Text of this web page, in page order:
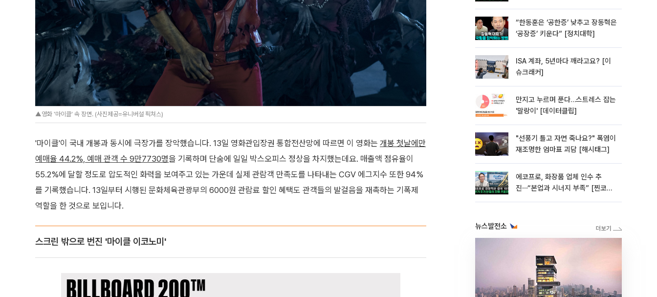
▲영화 '마이클' 속 장면. (사진제공=유니버설 픽쳐스)
'마이클'이 국내 개봉과 동시에 극장가를 장악했습니다. 13일 영화관입장권 통합전산망에 따르면 이 영화는 개봉 첫날에만
예매율 44.2%, 예매 관객 수 9만7730명을 기록하며 단숨에 일일 박스오피스 정상을 차지했는데요. 매출액 점유율이
55.2%에 달할 정도로 압도적인 화력을 보여주고 있는 가운데 실제 관람객 만족도를 나타내는 CGV 에그지수 또한 94%
를 기록했습니다. 13일부터 시행된 문화체육관광부의 6000원 관람료 할인 혜택도 관객들의 발걸음을 재촉하는 기폭제
역할을 한 것으로 보입니다.
스크린 밖으로 번진 '마이클 이코노미'
“한동훈은 ‘공한증’ 낮추고 장동혁은
‘공장증’ 키운다” [정치대학]
ISA 계좌, 5년마다 깨라고요? [이
슈크래커]
만지고 누르며 푼다…스트레스 잡는
'말랑이' [데이터클립]
"선풍기 틀고 자면 죽나요?" 폭염이
재조명한 엄마표 괴담 [해시태그]
에코프로, 화장품 업체 인수 추
진⋯“본업과 시너지 부족” [찐코노
뉴스발전소